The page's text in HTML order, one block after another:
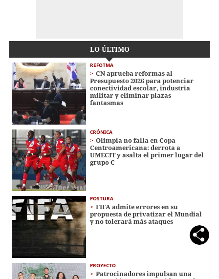
LO ÚLTIMO
REFOTMA
CN aprueba reformas al
Presupuesto 2026 para potenciar
conectividad escolar, industria
militar y eliminar plazas
fantasmas
CRÓNICA
Olimpia no falla en Copa
Centroamericana: derrota a
UMECIT y asalta el primer lugar del
grupo C
POSTURA
FIFA admite errores en su
propuesta de privatizar el Mundial
y no tolerará más ataques
PROYECTO
Patrocinadores impulsan una